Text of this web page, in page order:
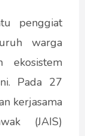
penggiat
warga
ekosistem
Pada 27
kerjasama
(JAIS)